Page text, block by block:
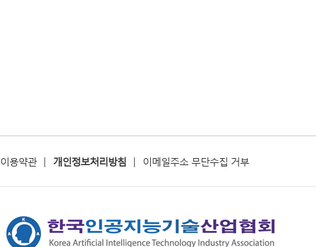
이용약관| 개인정보처리방침 | 이메일주소 무단수집 거부